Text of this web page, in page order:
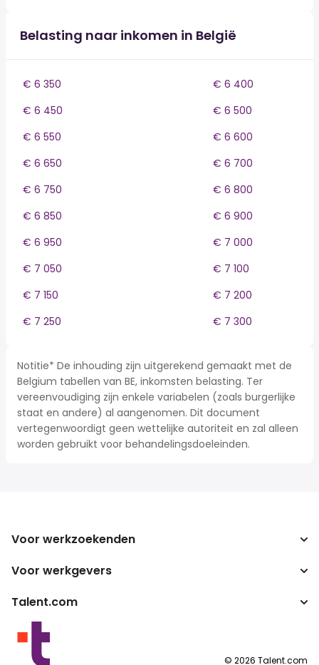
Belasting naar inkomen in België
€ 6 350
€ 6 400
€ 6 450
€ 6 500
€ 6 550
€ 6 600
€ 6 650
€ 6 700
€ 6 750
€ 6 800
€ 6 850
€ 6 900
€ 6 950
€ 7 000
€ 7 050
€ 7 100
€ 7 150
€ 7 200
€ 7 250
€ 7 300
Notitie* De inhouding zijn uitgerekend gemaakt met de
Belgium tabellen van BE, inkomsten belasting. Ter
vereenvoudiging zijn enkele variabelen (zoals burgerlijke
staat en andere) al aangenomen. Dit document
vertegenwoordigt geen wettelijke autoriteit en zal alleen
worden gebruikt voor behandelingsdoeleinden.
Voor werkzoekenden
Jobs zoeken
Salarisomzetter
Voor werkgevers
Onderneming
Publisher programma's
Talent.com
Meer landen
Servicevoorwaarden
© 2026 Talent.com